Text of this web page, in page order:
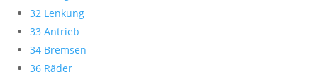
32 Lenkung
33 Antrieb
34 Bremsen
36 Räder